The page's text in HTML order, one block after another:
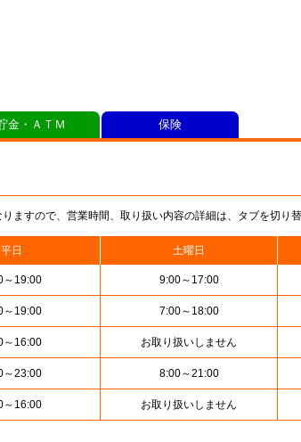
ますので、営業時間、取り扱い内容の詳細は、タブを切り
平日 土曜日
～19:00 9:00～17:00
～19:00 7:00～18:00
～16:00 お取り扱いしません
～23:00 8:00～21:00
～16:00 お取り扱いしません
金・ＡＴＭ 保険